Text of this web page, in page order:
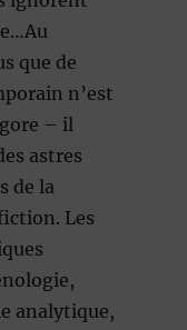
que de
n’est
– il
astres
de la
Les
analytique,